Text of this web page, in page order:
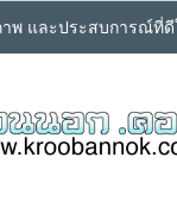
พ และประสบการณ์ที่